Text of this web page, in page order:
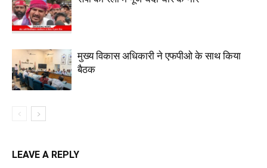
मुख्य विकास अधिकारी ने एफपीओ के साथ किया
बैठक
LEAVE A REPLY